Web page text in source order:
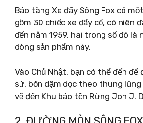
Bảo tàng Xe đẩy Sông Fox có
gồm 30 chiếc xe đẩy cổ, có niên
đến năm 1959, hai trong số đó là
dòng sản phẩm này.
Vào Chủ Nhật, bạn có thể đến để
sử, bốn dặm dọc theo thung
vẽ đến Khu bảo tồn Rừng Jon J.